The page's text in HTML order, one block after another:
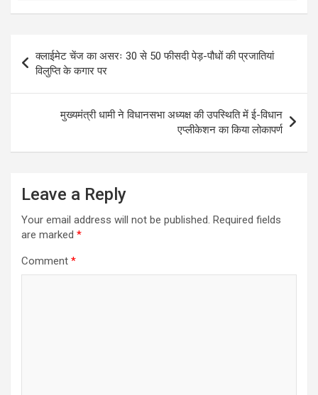
navigation
क्लाईमेट चेंज का असरः 30 से 50 फीसदी पेड़-पौधों की प्रजातियां
विलुप्ति के कगार पर
मुख्यमंत्री धामी ने विधानसभा अध्यक्ष की उपस्थिति में ई-विधान
एप्लीकेशन का किया लोकापर्ण
Leave a Reply
Your email address will not be published. Required fields
are marked *
Comment *